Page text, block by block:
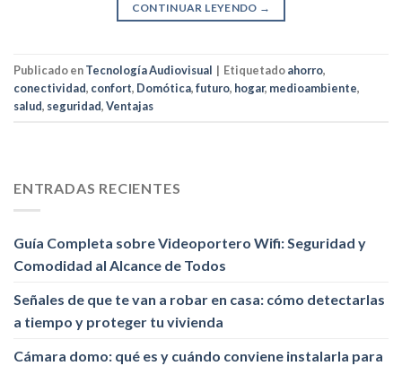
CONTINUAR LEYENDO →
Publicado enTecnología Audiovisual | Etiquetadoahorro,
conectividad, confort, Domótica,futuro, hogar, medioambiente,
salud, seguridad,Ventajas
ENTRADAS RECIENTES
Guía Completa sobre Videoportero Wifi: Seguridad y
Comodidad al Alcance de Todos
Señales de que te van a robar en casa: cómo detectarlas
a tiempo y proteger tu vivienda
Cámara domo: qué es y cuándo conviene instalarla para